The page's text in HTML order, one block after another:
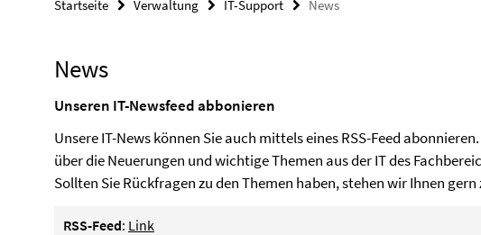
Startseite Verwaltung IT-Support News
News
Unseren IT-Newsfeed abbonieren
Unsere IT-News können Sie auch mittels eines RSS-Feed
über die Neuerungen und wichtige Themen aus der IT des
Sollten Sie Rückfragen zu den Themen haben, stehen wir Ihnen
RSS-Feed: Link